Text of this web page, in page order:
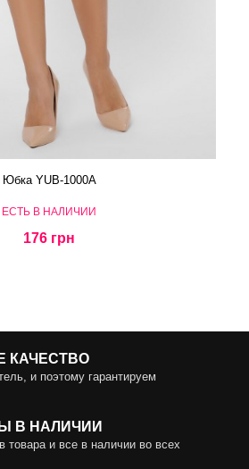
Юбка YUB-1000A
ЕСТЬ В НАЛИЧИИ
176 грн
КАЧЕСТВО
и поэтому гарантируем
В НАЛИЧИИ
товара и все в наличии во всех